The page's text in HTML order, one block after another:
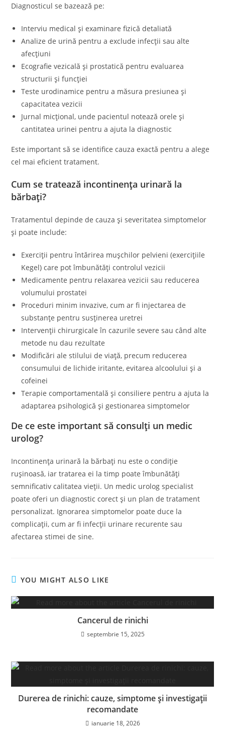
Diagnosticul se bazează pe:
Interviu medical și examinare fizică detaliată
Analize de urină pentru a exclude infecții sau alte
afecțiuni
Ecografie vezicală și prostatică pentru evaluarea
structurii și funcției
Teste urodinamice pentru a măsura presiunea și
capacitatea vezicii
Jurnal micțional, unde pacientul notează orele și
cantitatea urinei pentru a ajuta la diagnostic
Este important să se identifice cauza exactă pentru a alege
cel mai eficient tratament.
Cum se tratează incontinența urinară la
bărbați?
Tratamentul depinde de cauza și severitatea simptomelor
și poate include:
Exerciții pentru întărirea mușchilor pelvieni (exercițiile
Kegel) care pot îmbunătăți controlul vezicii
Medicamente pentru relaxarea vezicii sau reducerea
volumului prostatei
Proceduri minim invazive, cum ar fi injectarea de
substanțe pentru susținerea uretrei
Intervenții chirurgicale în cazurile severe sau când alte
metode nu dau rezultate
Modificări ale stilului de viață, precum reducerea
consumului de lichide iritante, evitarea alcoolului și a
cofeinei
Terapie comportamentală și consiliere pentru a ajuta la
adaptarea psihologică și gestionarea simptomelor
De ce este important să consulți un medic
urolog?
Incontinența urinară la bărbați nu este o condiție
rușinoasă, iar tratarea ei la timp poate îmbunătăți
semnificativ calitatea vieții. Un medic urolog specialist
poate oferi un diagnostic corect și un plan de tratament
personalizat. Ignorarea simptomelor poate duce la
complicații, cum ar fi infecții urinare recurente sau
afectarea stimei de sine.
YOU MIGHT ALSO LIKE
Cancerul de rinichi
septembrie 15, 2025
Durerea de rinichi: cauze, simptome și investigații
recomandate
ianuarie 18, 2026